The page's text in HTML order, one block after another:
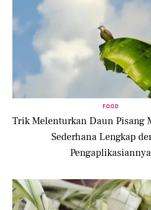
FOOD
Trik Melenturkan Daun Pisang
Sederhana Lengkap
Pengaplikasiannya